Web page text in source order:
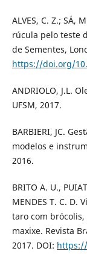
ALVES, C. Z.; SÁ,
rúcula pelo teste
de Sementes,
https://doi.org/
ANDRIOLO, J.L.
UFSM, 2017.
BARBIERI, JC.
modelos e
2016.
BRITO A. U.,
MENDES T. C. D.
taro com
maxixe. Revista
2017. DOI: